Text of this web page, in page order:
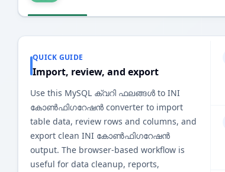
QUICK GUIDE
Import, review, and export
Use this MySQL ക്വറി ഫലങ്ങൾ to INI
കോൺഫിഗറേഷൻ converter to import
table data, review rows and columns, and
export clean INI കോൺഫിഗറേഷൻ
output. The browser-based workflow is
useful for data cleanup, reports,